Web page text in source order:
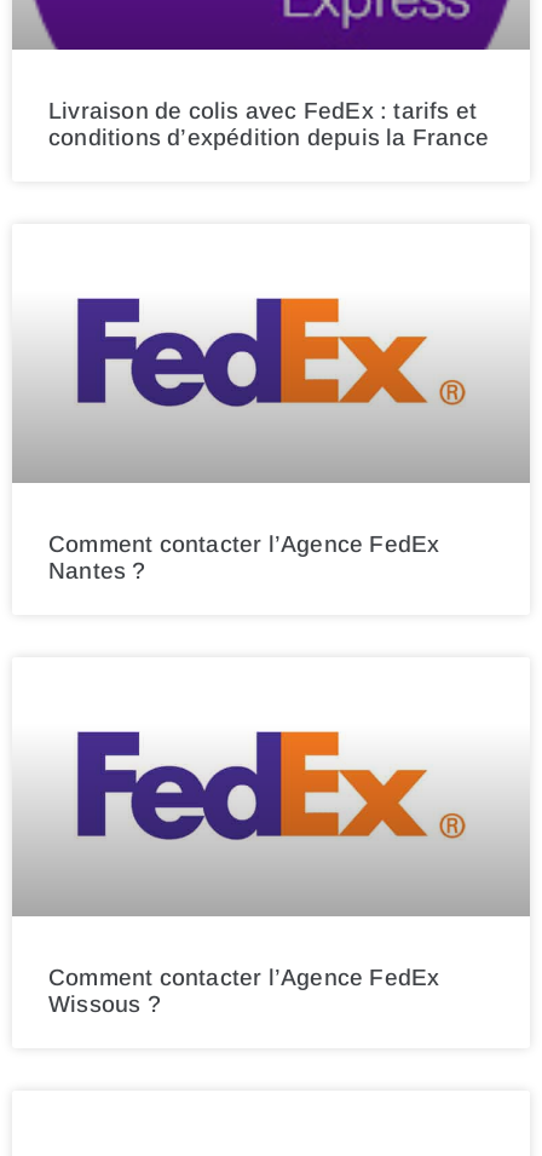
Livraison de colis avec FedEx : tarifs et
conditions d’expédition depuis la France
Comment contacter l’Agence FedEx
Nantes ?
Comment contacter l’Agence FedEx
Wissous ?